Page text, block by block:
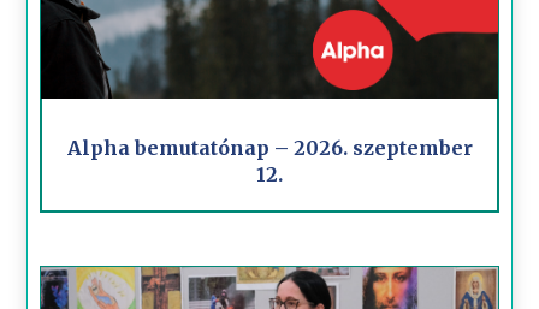
Alpha bemutatónap – 2026. szeptember
12.